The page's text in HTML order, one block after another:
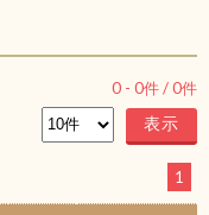
0 - 0件 /0件
1